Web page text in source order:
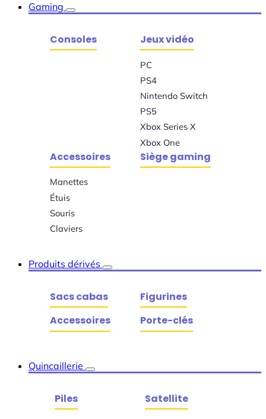
Gaming
Consoles Jeux vidéo
PC
PS4
Nintendo Switch
PS5
Xbox Series X
Xbox One
Accessoires
Manettes
Étuis
Souris
Claviers
Siège gaming
Produits dérivés
Sacs cabas
Figurines
Accessoires
Porte-clés
Quincaillerie
Piles Satellite